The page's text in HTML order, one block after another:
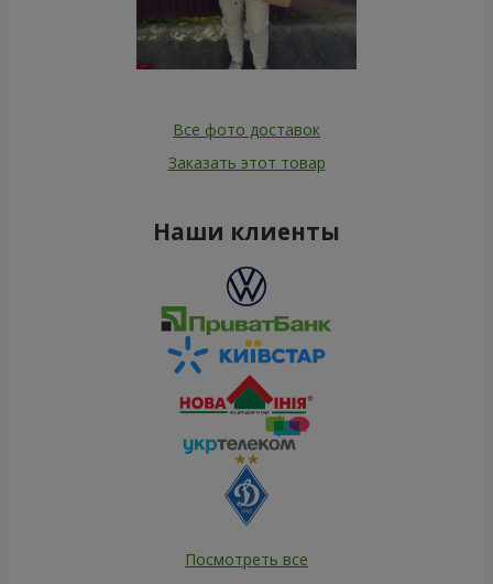
Все фото доставок
Заказать этот товар
Наши клиенты
Посмотреть все